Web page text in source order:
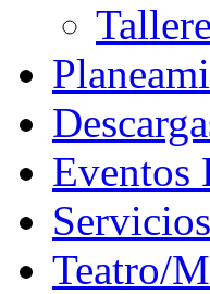
Eventos
Teatro/